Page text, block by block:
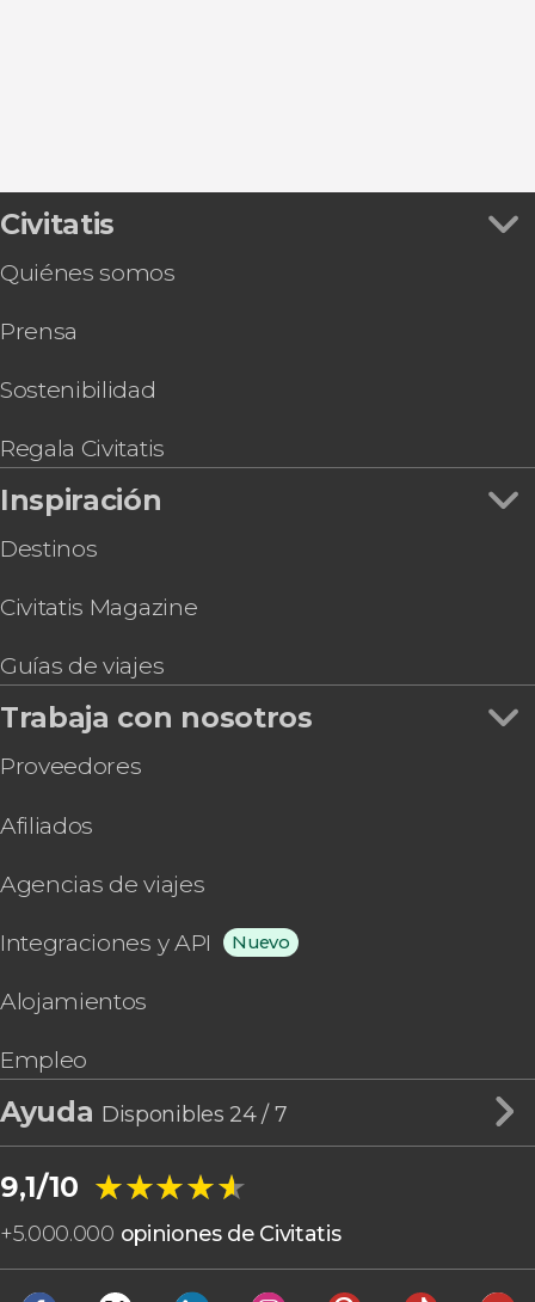
Civitatis
Quiénes somos
Prensa
Sostenibilidad
Regala Civitatis
Inspiración
Destinos
Civitatis Magazine
Guías de viajes
Trabaja con nosotros
Proveedores
Afiliados
Agencias de viajes
Integraciones y API Nuevo
Alojamientos
Empleo
Ayuda Disponibles 24 / 7
9,1/10 ★★★★★
★★★★★
+5.000.000 opiniones de Civitatis